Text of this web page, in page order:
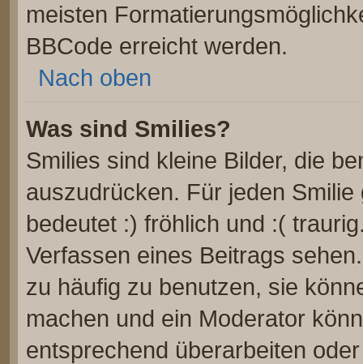
meisten
BBCode erreicht werden.
Nach oben
Was sind Smilies?
Smilies sind kleine Bilder, die
auszudrücken. Für jeden
bedeutet :) fröhlich und :(
Verfassen eines Beitrags
zu häufig zu benutzen, sie
machen und ein Moderator
entsprechend überarbeiten